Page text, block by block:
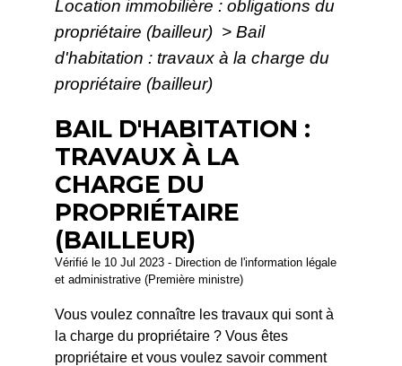
Location immobilière : obligations du
propriétaire (bailleur) > Bail
d'habitation : travaux à la charge du
propriétaire (bailleur)
BAIL D'HABITATION :
TRAVAUX À LA
CHARGE DU
PROPRIÉTAIRE
(BAILLEUR)
Vérifié le 10 Jul 2023 - Direction de l'information légale
et administrative (Première ministre)
Vous voulez connaître les travaux qui sont à
la charge du propriétaire ? Vous êtes
propriétaire et vous voulez savoir comment